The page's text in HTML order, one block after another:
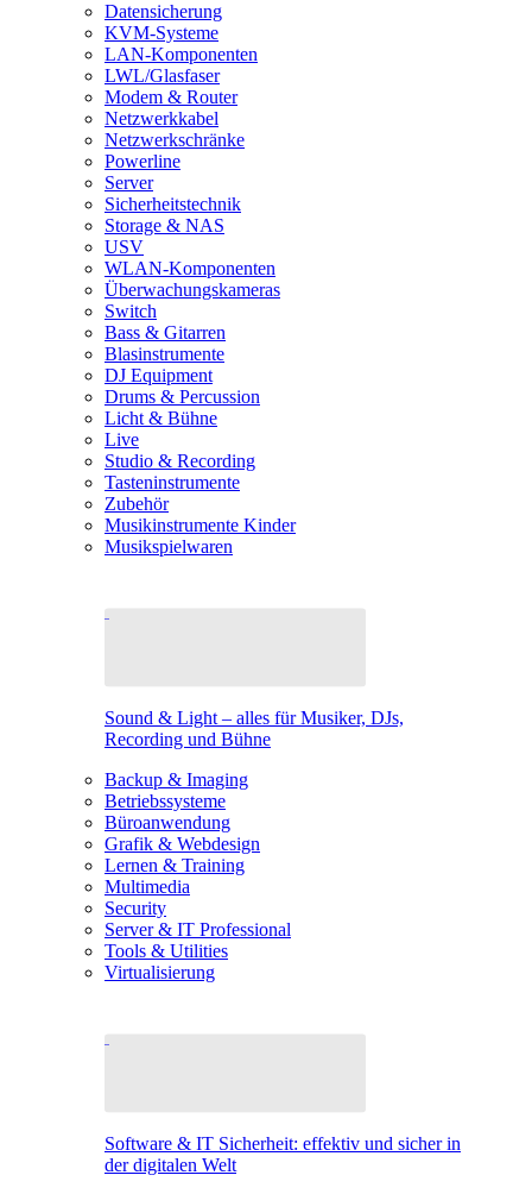
Datensicherung
KVM-Systeme
LAN-Komponenten
LWL/Glasfaser
Modem & Router
Netzwerkkabel
Netzwerkschränke
Powerline
Server
Sicherheitstechnik
Storage & NAS
USV
WLAN-Komponenten
Überwachungskameras
Switch
Bass & Gitarren
Blasinstrumente
DJ Equipment
Drums & Percussion
Licht & Bühne
Live
Studio & Recording
Tasteninstrumente
Zubehör
Musikinstrumente Kinder
Musikspielwaren
Sound & Light – alles für Musiker, DJs,
Recording und Bühne
Backup & Imaging
Betriebssysteme
Büroanwendung
Grafik & Webdesign
Lernen & Training
Multimedia
Security
Server & IT Professional
Tools & Utilities
Virtualisierung
Software & IT Sicherheit: effektiv und sicher in
der digitalen Welt